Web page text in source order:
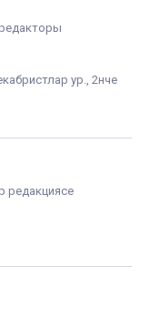
ур., 2нче
редакциясе